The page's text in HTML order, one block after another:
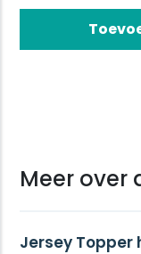
Meer over
Jersey Topper